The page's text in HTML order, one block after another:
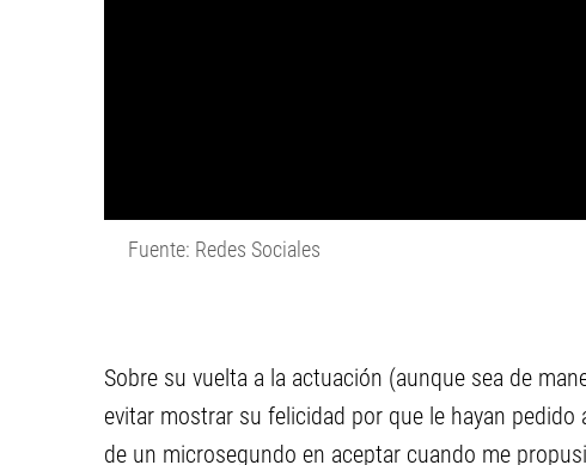
Fuente: Redes Sociales
Sobre su vuelta a la actuación (aunque sea de
evitar mostrar su felicidad por que le hayan pedido
de un microsegundo en aceptar cuando me